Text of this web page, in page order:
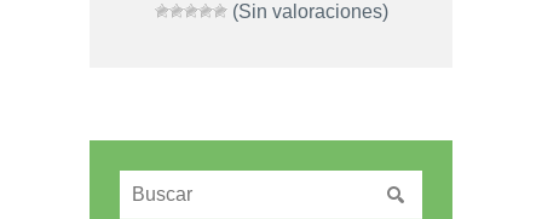
(Sin valoraciones)